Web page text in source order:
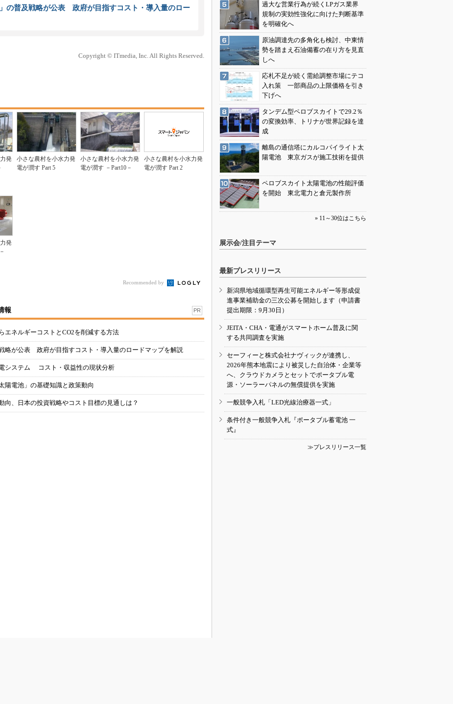
」の普及戦略が公表 政府が目指すコスト・導入量のロー
Copyright © ITmedia, Inc. All Rights Reserved.
発
小さな農村を小水力発
電が潤す Part 5
小さな農村を小水力発
電が潤す －Part10－
小さな農村を小水力発
電が潤す Part 2
発
Recommended by
報 PR
エネルギーコストとCO2を削減する方法
略が公表 政府が目指すコスト・導入量のロードマップを解説
システム コスト・収益性の現状分析
陽電池」の基礎知識と政策動向
向、日本の投資戦略やコスト目標の見通しは？
過大な営業行為が続くLPガス業界
規制の実効性強化に向けた判断基準
を明確化へ
原油調達先の多角化も検討、中東情
勢を踏まえ石油備蓄の在り方を見直
しへ
応札不足が続く需給調整市場にテコ
入れ策 一部商品の上限価格を引き
下げへ
タンデム型ペロブスカイトで29.2％
の変換効率、トリナが世界記録を達
成
離島の通信塔にカルコパイライト太
陽電池 東京ガスが施工技術を提供
ペロブスカイト太陽電池の性能評価
を開始 東北電力と倉元製作所
» 11～30位はこちら
展示会/注目テーマ
最新プレスリリース
新潟県地域循環型再生可能エネルギー等形成促
進事業補助金の三次公募を開始します（申請書
提出期限：9月30日）
JEITA・CHA・電通がスマートホーム普及に関
する共同調査を実施
セーフィーと株式会社ナヴィックが連携し、
2026年熊本地震により被災した自治体・企業等
へ、クラウドカメラとセットでポータブル電
源・ソーラーパネルの無償提供を実施
一般競争入札「LED光線治療器一式」
条件付き一般競争入札『ポータブル蓄電池 一
式』
≫プレスリリース一覧